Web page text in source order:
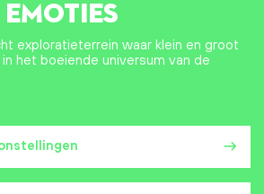
EMOTIES
exploratieterrein waar klein en groot
het boeiende universum van de